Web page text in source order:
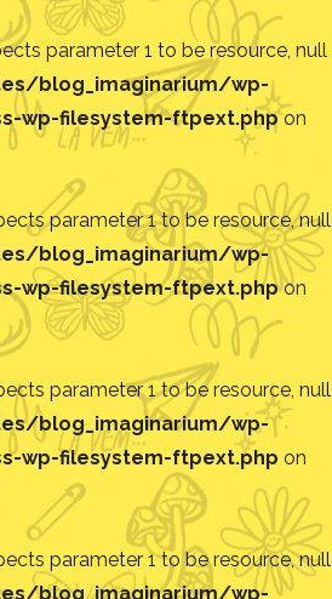
parameter 1 to be resource, null
blog_imaginarium/wp-
wp-filesystem-ftpext.phpon
parameter 1 to be resource, null
blog_imaginarium/wp-
wp-filesystem-ftpext.phpon
parameter 1 to be resource, null
blog_imaginarium/wp-
wp-filesystem-ftpext.php on
parameter 1 to be resource, null
blog_imaginarium/wp-